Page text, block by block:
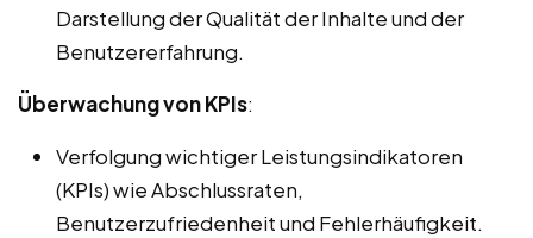
Darstellung der Qualität der Inhalte und der
Benutzererfahrung.
Überwachung von KPIs:
Verfolgung wichtiger Leistungsindikatoren
(KPIs) wie Abschlussraten,
Benutzerzufriedenheit und Fehlerhäufigkeit.